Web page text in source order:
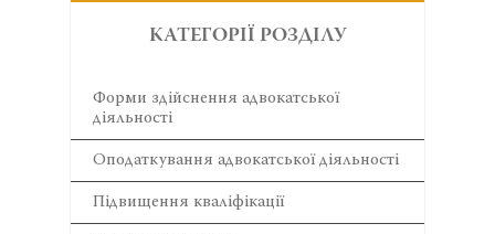
КАТЕГОРІЇ РОЗДІЛУ
Форми здійснення адвокатської
діяльності
Оподаткування адвокатської діяльності
Підвищення кваліфікації